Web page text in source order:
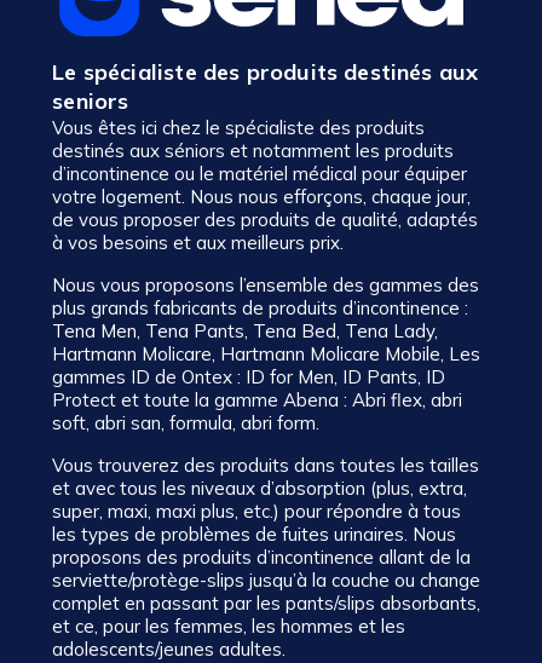
Le spécialiste des produits destinés aux
seniors
Vous êtes ici chez le spécialiste des produits
destinés aux séniors et notamment les produits
d’incontinence ou le matériel médical pour équiper
votre logement. Nous nous efforçons, chaque jour,
de vous proposer des produits de qualité, adaptés
à vos besoins et aux meilleurs prix.
Nous vous proposons l’ensemble des gammes des
plus grands fabricants de produits d’incontinence :
Tena Men, Tena Pants, Tena Bed, Tena Lady,
Hartmann Molicare, Hartmann Molicare Mobile, Les
gammes ID de Ontex : ID for Men, ID Pants, ID
Protect et toute la gamme Abena : Abri flex, abri
soft, abri san, formula, abri form.
Vous trouverez des produits dans toutes les tailles
et avec tous les niveaux d’absorption (plus, extra,
super, maxi, maxi plus, etc.) pour répondre à tous
les types de problèmes de fuites urinaires. Nous
proposons des produits d’incontinence allant de la
serviette/protège-slips jusqu’à la couche ou change
complet en passant par les pants/slips absorbants,
et ce, pour les femmes, les hommes et les
adolescents/jeunes adultes.